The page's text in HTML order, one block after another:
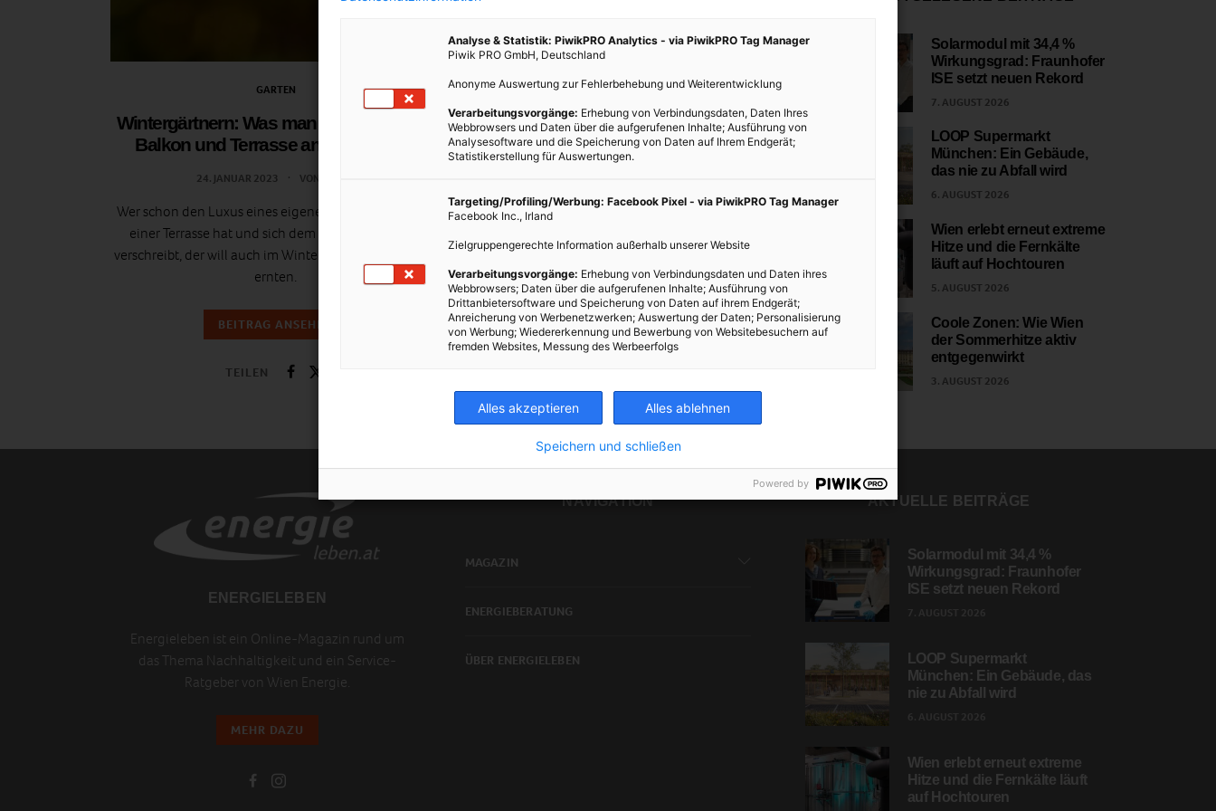
GARTEN
Wintergärtnern: Was man jetzt schon auf
Balkon und Terrasse ansetzen kann
24. JANUAR 2023 VON
Wer schon den Luxus eines eigenen Balkons oder gar
einer Terrasse hat und sich dem Urban Gardening
verschreibt, der will auch im Winter knackiges Gemüse
ernten.
BEITRAG ANSEHEN
TEILEN
Solarmodul mit 34,4 %
Wirkungsgrad: Fraunhofer
ISE setzt neuen Rekord
7. AUGUST 2026
LOOP Supermarkt
München: Ein Gebäude,
das nie zu Abfall wird
6. AUGUST 2026
Wien erlebt erneut extreme
Hitze und die Fernkälte
läuft auf Hochtouren
5. AUGUST 2026
Coole Zonen: Wie Wien
der Sommerhitze aktiv
entgegenwirkt
3. AUGUST 2026
ENERGIELEBEN
Energieleben ist ein Online-Magazin rund um
das Thema Nachhaltigkeit und ein Service-
Ratgeber von Wien Energie.
MEHR DAZU
NAVIGATION
MAGAZIN
ENERGIEBERATUNG
ÜBER ENERGIELEBEN
AKTUELLE BEITRÄGE
Solarmodul mit 34,4 %
Wirkungsgrad: Fraunhofer
ISE setzt neuen Rekord
LOOP Supermarkt
München: Ein Gebäude, das
nie zu Abfall wird
Wien erlebt erneut extreme
Hitze und die Fernkälte läuft
auf Hochtouren
Analyse & Statistik: PiwikPRO Analytics - via PiwikPRO Tag Manager
Piwik PRO GmbH, Deutschland
Anonyme Auswertung zur Fehlerbehebung und Weiterentwicklung
Verarbeitungsvorgänge: Erhebung von Verbindungsdaten, Daten Ihres
Webbrowsers und Daten über die aufgerufenen Inhalte; Ausführung von
Analysesoftware und die Speicherung von Daten auf Ihrem Endgerät;
Statistikerstellung für Auswertungen.
Targeting/Profiling/Werbung: Facebook Pixel - via PiwikPRO Tag Manager
Facebook Inc., Irland
Zielgruppengerechte Information außerhalb unserer Website
Verarbeitungsvorgänge: Erhebung von Verbindungsdaten und Daten ihres
Webbrowsers; Daten über die aufgerufenen Inhalte; Ausführung von
Drittanbietersoftware und Speicherung von Daten auf ihrem Endgerät;
Anreicherung von Werbenetzwerken; Auswertung der Daten; Personalisierung
von Werbung; Wiedererkennung und Bewerbung von Websitebesuchern auf
fremden Websites, Messung des Werbeerfolgs
Alles akzeptieren Alles ablehnen
Speichern und schließen
Powered by